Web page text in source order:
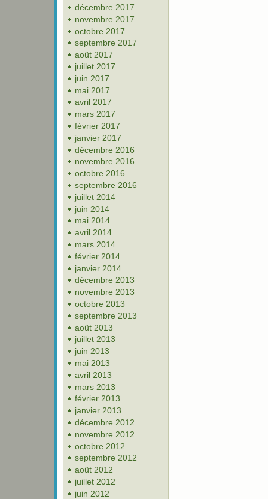
décembre 2017
novembre 2017
octobre 2017
septembre 2017
août 2017
juillet 2017
juin 2017
mai 2017
avril 2017
mars 2017
février 2017
janvier 2017
décembre 2016
novembre 2016
octobre 2016
septembre 2016
juillet 2014
juin 2014
mai 2014
avril 2014
mars 2014
février 2014
janvier 2014
décembre 2013
novembre 2013
octobre 2013
septembre 2013
août 2013
juillet 2013
juin 2013
mai 2013
avril 2013
mars 2013
février 2013
janvier 2013
décembre 2012
novembre 2012
octobre 2012
septembre 2012
août 2012
juillet 2012
juin 2012